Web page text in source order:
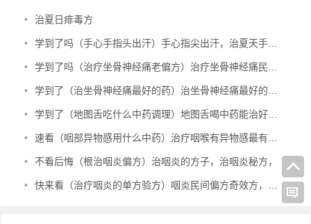
• 治夏日痱毒方
• 学到了吗（手心手指头出汗）手心指尖出汗，治夏天手心出汗、暴皮、手指肚鼓胀偏方，
• 学到了吗（治疗坐骨神经痛老偏方）治疗坐骨神经痛民间偏方，治坐骨神经痛验方，
• 学到了（治坐骨神经痛最好的药）治坐骨神经痛最好的中成药有哪些，治坐骨神经痛特效秘方，
• 学到了（地图舌吃什么中药调理）地图舌喝中药能治好吗，治地图舌偏方，
• 速看（咽部异物感用什么中药）治疗咽喉有异物感最有效的中成药，治咽部有异物感验方，
• 不看后悔（根治咽炎偏方）治咽炎的方子，治咽炎秘方，
• 快来看（治疗咽炎的单方验方）咽炎民间偏方奇效方，治咽炎民间验方，